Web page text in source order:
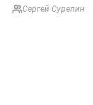
Сергей Сурепин